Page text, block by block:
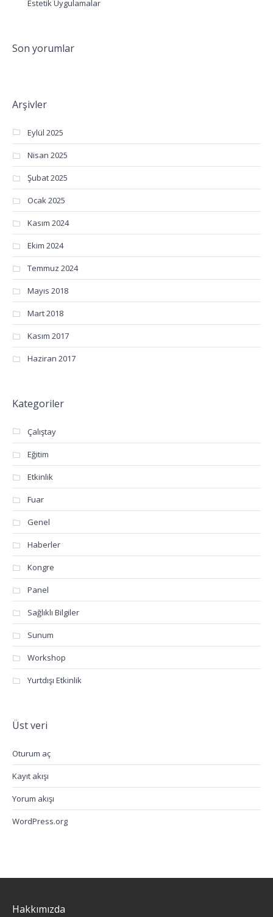
Estetik Uygulamalar
Son yorumlar
Arşivler
Eylül 2025
Nisan 2025
Şubat 2025
Ocak 2025
Kasım 2024
Ekim 2024
Temmuz 2024
Mayıs 2018
Mart 2018
Kasım 2017
Haziran 2017
Kategoriler
Çalıştay
Eğitim
Etkinlik
Fuar
Genel
Haberler
Kongre
Panel
Sağlıklı Bilgiler
Sunum
Workshop
Yurtdışı Etkinlik
Üst veri
Oturum aç
Kayıt akışı
Yorum akışı
WordPress.org
Hakkımızda